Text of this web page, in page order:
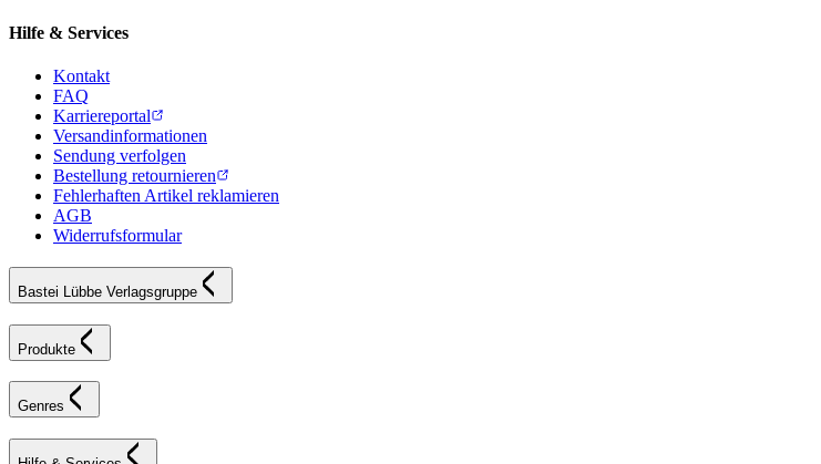
Hilfe & Services
Kontakt
FAQ
Karriereportal
Versandinformationen
Sendung verfolgen
Bestellung retournieren
Fehlerhaften Artikel reklamieren
AGB
Widerrufsformular
Bastei Lübbe Verlagsgruppe
Produkte
Genres